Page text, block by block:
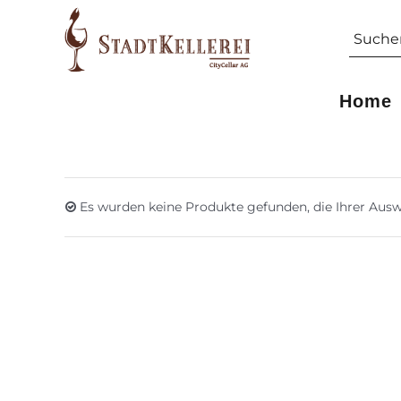
Suche
nach:
Home
Es wurden keine Produkte gefunden, die Ihrer